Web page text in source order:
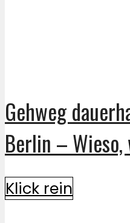
Gehweg
Berlin – Wieso,
Klick rein